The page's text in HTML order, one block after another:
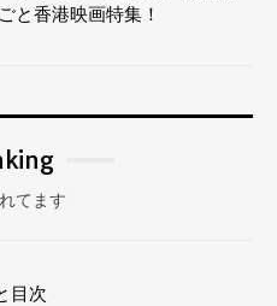
と香港映画特集！
てます
目次